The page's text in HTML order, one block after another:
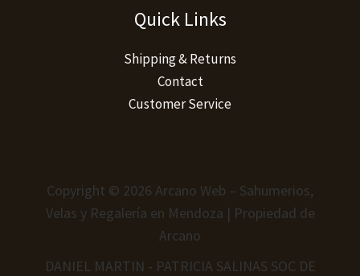
Quick Links
Shipping & Returns
Contact
Customer Service
Copyright © 2026 Arcano Web – Sahumerios,
Velas y Regalería en Mendoza | Propiedad de
Arcano
DANIEL MARTIN - PATRICIA SALINAS SOC DE